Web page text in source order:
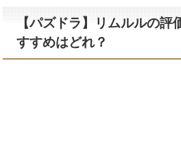
【パズドラ】リムルルの評
すすめはどれ？